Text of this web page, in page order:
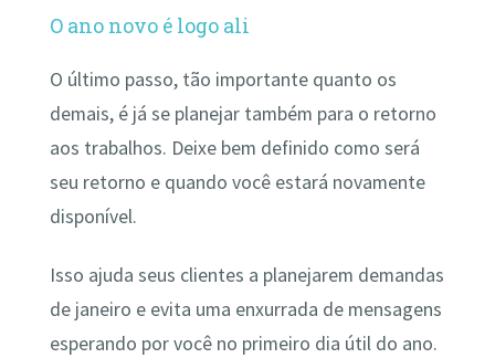
O ano novo é logo ali
O último passo, tão importante quanto os
demais, é já se planejar também para o retorno
aos trabalhos. Deixe bem definido como será
seu retorno e quando você estará novamente
disponível.
Isso ajuda seus clientes a planejarem demandas
de janeiro e evita uma enxurrada de mensagens
esperando por você no primeiro dia útil do ano.